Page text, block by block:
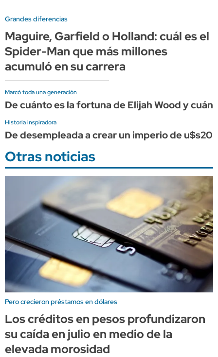
Grandes diferencias
Maguire, Garfield o Holland: cuál es el
Spider-Man que más millones
acumuló en su carrera
Marcó toda una generación
De cuánto es la fortuna de Elijah Wood y
Historia inspiradora
De desempleada a crear un imperio de
Otras noticias
Pero crecieron préstamos en dólares
Los créditos en pesos profundizaron
su caída en julio en medio de la
elevada morosidad